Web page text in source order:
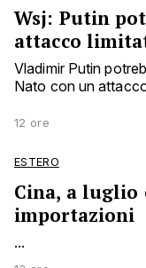
Wsj: Putin
attacco
Vladimir Putin
Nato con un
12 ore
ESTERO
Cina, a luglio
importazioni
...